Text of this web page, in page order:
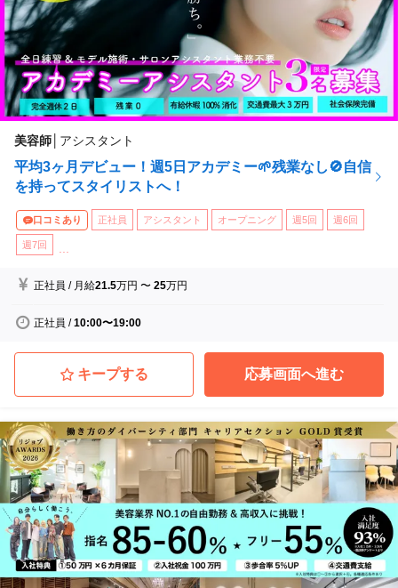
美容師 アシスタント
平均3ヶ月デビュー！週5日アカデミー🌱残業なし🚫自信
を持ってスタイリストへ！
口コミあり 正社員 アシスタント オープニング 週5回 週6回
週7回 ...
正社員 / 月給21.5万円 〜25万円
正社員 /10:00〜19:00
キープする 応募画面へ進む